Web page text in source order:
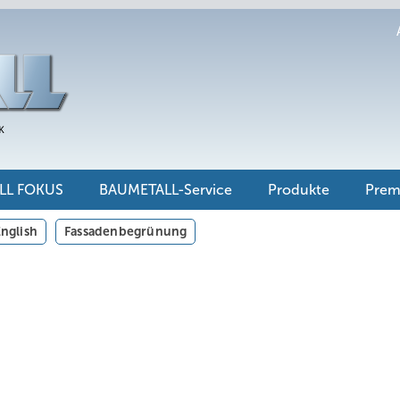
FOKUS BAUMETALL-Service Produkte
Fassadenbegrünung